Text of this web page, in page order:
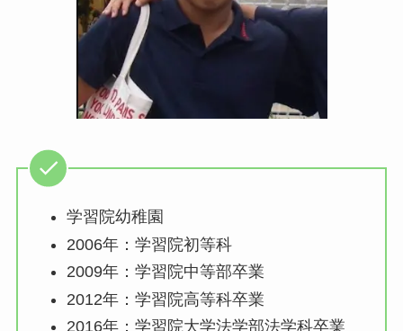
学習院幼稚園
2006年：学習院初等科
2009年：学習院中等部卒業
2012年：学習院高等科卒業
2016年：学習院大学法学部法学科卒業